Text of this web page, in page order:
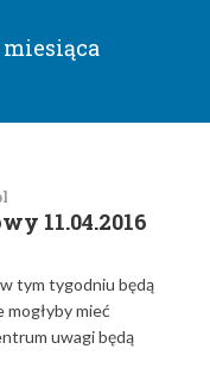
11.04.2016
tym tygodniu będą
mieć
uwagi będą